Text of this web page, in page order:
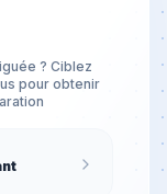
? Ciblez
pour obtenir